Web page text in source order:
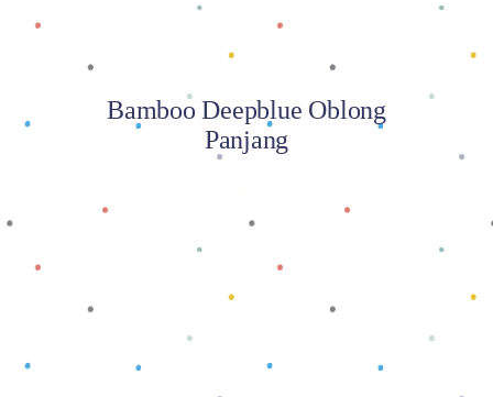
Bamboo Deepblue Oblong
Panjang
Baca selengkapnya